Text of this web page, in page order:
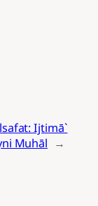
Ijtimā`
Muhāl →